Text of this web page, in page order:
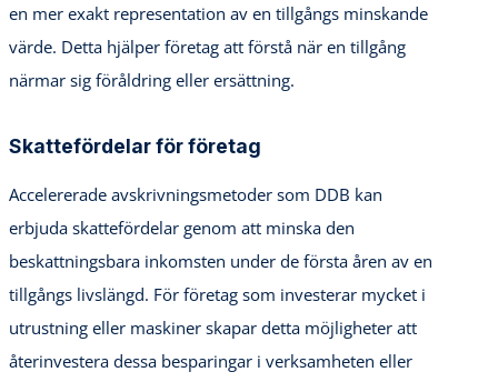
en mer exakt representation av en tillgångs minskande
värde. Detta hjälper företag att förstå när en tillgång
närmar sig föråldring eller ersättning.
Skattefördelar för företag
Accelererade avskrivningsmetoder som DDB kan
erbjuda skattefördelar genom att minska den
beskattningsbara inkomsten under de första åren av en
tillgångs livslängd. För företag som investerar mycket i
utrustning eller maskiner skapar detta möjligheter att
återinvestera dessa besparingar i verksamheten eller